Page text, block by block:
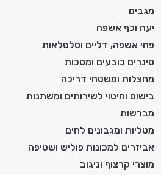
מגבים
יעה וכף אשפה
פחי אשפה, דליים וסלסלאות
סינרים כובעים ומסכות
מחצלות ומשטחי דריכה
בישום וחיטוי לשירותים ומשתנות
מברשות
מטליות ומגבונים לחים
אביזרים למכונות פוליש ושטיפה
מוצרי קרצוף וניגוב